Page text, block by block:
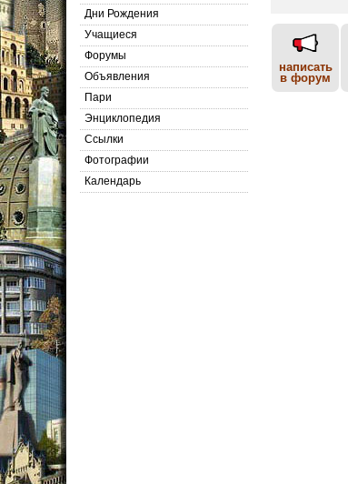
Дни Рождения
Учащиеся
Форумы
Объявления
Пари
Энциклопедия
Cсылки
Фотографии
Календарь
написать
в форум